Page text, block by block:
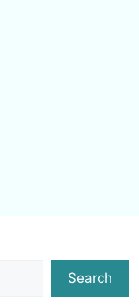
Search